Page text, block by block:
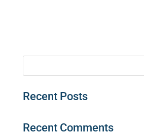
Recent Posts
Recent Comments